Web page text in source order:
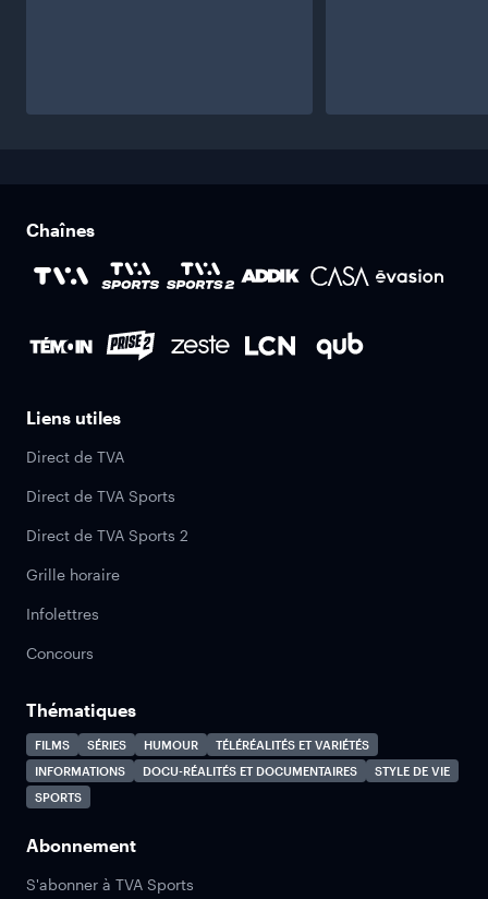
Chaînes
Liens utiles
Direct de TVA
Direct de TVA Sports
Direct de TVA Sports 2
Grille horaire
Infolettres
Concours
Thématiques
FILMS SÉRIES HUMOUR
TÉLÉRÉALITÉS ET VARIÉTÉS
INFORMATIONS
DOCU-RÉALITÉS ET DOCUMENTAIRES
STYLE DE VIE
SPORTS
Abonnement
S'abonner à TVA Sports